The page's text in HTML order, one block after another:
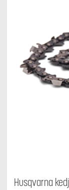
Husqvarna